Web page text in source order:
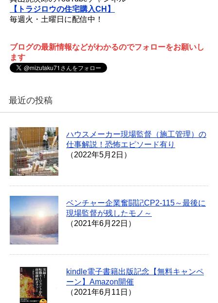
【トラジロウの住宅購入CH】
毎週火・土曜日に配信中！
ブログの最新情報などがわかるのでフォローをお願いし
ます
最近の投稿
ハウスメーカー現場監督（施工管理）の
仕事解説！恐怖エピソード有り
（2022年5月2日）
ベンチャー企業奮闘記CP2-115～最後に
現場監督が残したモノ～
（2021年6月22日）
kindle電子書籍出版記念【無料キャンペ
ーン】Amazon開催
（2021年6月11日）